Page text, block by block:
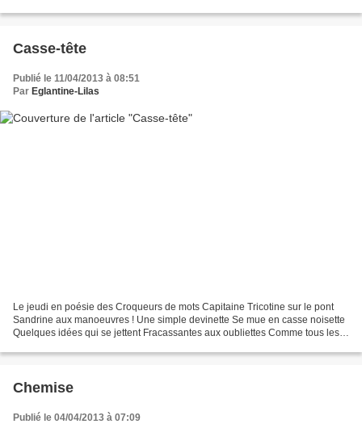
Casse-tête
Publié le 11/04/2013 à 08:51
Par Eglantine-Lilas
Le jeudi en poésie des Croqueurs de mots Capitaine Tricotine sur le pont
Sandrine aux manoeuvres ! Une simple devinette Se mue en casse noisette
Quelques idées qui se jettent Fracassantes aux oubliettes Comme tous les
Chemise
Publié le 04/04/2013 à 07:09